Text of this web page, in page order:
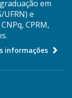
em
UFRN) e
CPRM,
informações